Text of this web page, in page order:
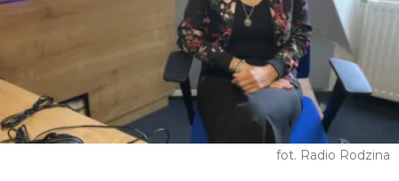
fot. Radio Rodzina